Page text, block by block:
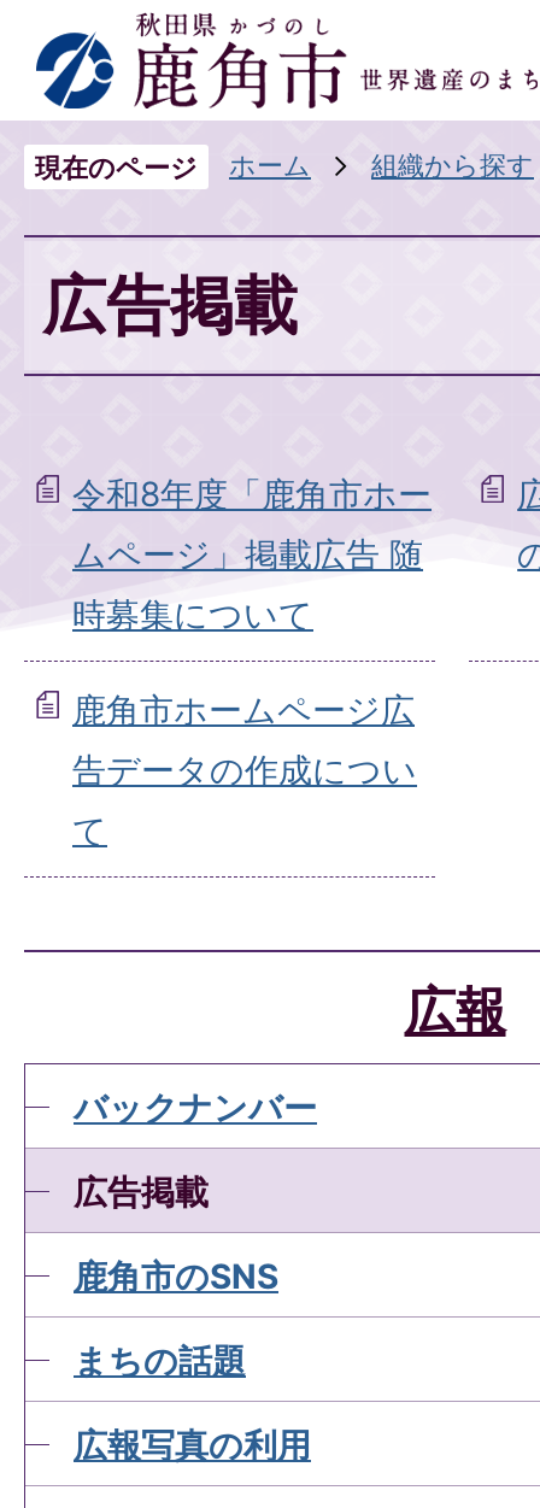
現在のページ ホーム 組織から探す
広告掲載
令和8年度「鹿角市ホー
ムページ」掲載広告 随
時募集について
鹿角市ホームページ広
告データの作成につい
て
広報
バックナンバー
広告掲載
鹿角市のSNS
まちの話題
広報写真の利用